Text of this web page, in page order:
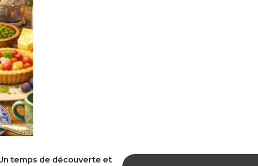
temps de découverte et